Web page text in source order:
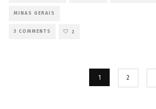
MINAS GERAIS
3 COMMENTS 2
1 2